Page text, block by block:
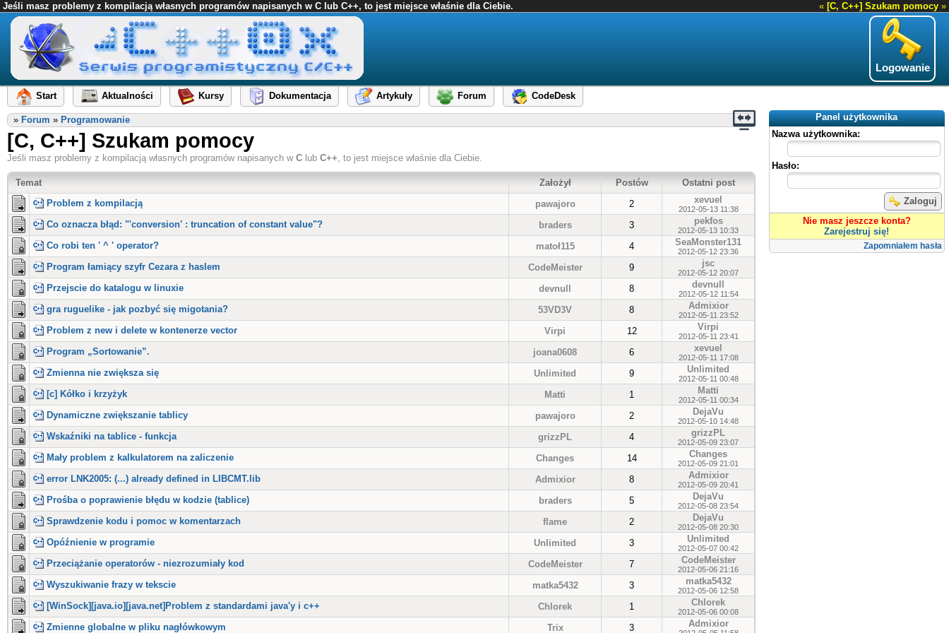
« [C, C++] Szukam pomocy »
Jeśli masz problemy z kompilacją własnych programów napisanych w C lub C++, to jest miejsce właśnie dla Ciebie.
Logowanie
Start Aktualności Kursy Dokumentacja Artykuły Forum
CodeDesk
Panel użytkownika
Nazwa użytkownika:
Hasło:
Zaloguj
Nie masz jeszcze konta?
Zarejestruj się!
Zapomniałem hasła
» Forum » Programowanie
[C, C++] Szukam pomocy
Jeśli masz problemy z kompilacją własnych programów napisanych w C lub C++, to jest miejsce właśnie dla Ciebie.
Temat Założył Postów
Ostatni post
Problem z kompilacją
pawajoro 2 xevuel
2012-05-13 11:38
Co oznacza błąd: "'conversion' : truncation of constant value"? braders 3 pekfos
2012-05-13 10:33
Co robi ten ' ^ ' operator? matoł115 4 SeaMonster131
2012-05-12 23:36
Program łamiący szyfr Cezara z haslem CodeMeister 9 jsc
2012-05-12 20:07
Przejscie do katalogu w linuxie devnull 8 devnull
2012-05-12 11:54
gra ruguelike - jak pozbyć się migotania? 53VD3V 8 Admixior
2012-05-11 23:52
Problem z new i delete w kontenerze vector Virpi 12 Virpi
2012-05-11 23:41
Program „Sortowanie”. joana0608 6 xevuel
2012-05-11 17:08
Zmienna nie zwiększa się Unlimited 9 Unlimited
2012-05-11 00:48
[c] Kółko i krzyżyk Matti 1 Matti
2012-05-11 00:34
Dynamiczne zwiększanie tablicy pawajoro 2 DejaVu
2012-05-10 14:48
Wskaźniki na tablice - funkcja grizzPL 4 grizzPL
2012-05-09 23:07
Mały problem z kalkulatorem na zaliczenie Changes 14 Changes
2012-05-09 21:01
error LNK2005: (...) already defined in LIBCMT.lib Admixior 8 Admixior
2012-05-09 20:41
Prośba o poprawienie błędu w kodzie (tablice) braders 5 DejaVu
2012-05-08 23:54
Sprawdzenie kodu i pomoc w komentarzach flame 2 DejaVu
2012-05-08 20:30
Opóźnienie w programie Unlimited 3 Unlimited
2012-05-07 00:42
Przeciążanie operatorów - niezrozumiały kod CodeMeister 7 CodeMeister
2012-05-06 21:16
Wyszukiwanie frazy w tekscie matka5432 3 matka5432
2012-05-06 12:58
[WinSock][java.io][java.net]Problem z standardami java'y i c++ Chlorek 1 Chlorek
2012-05-06 00:08
Zmienne globalne w pliku nagłówkowym Trix 3 Admixior